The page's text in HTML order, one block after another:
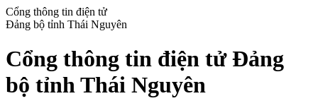
Cổng thông tin điện tử
Đảng bộ tỉnh Thái Nguyên
Cổng thông tin điện tử Đảng
bộ tỉnh Thái Nguyên